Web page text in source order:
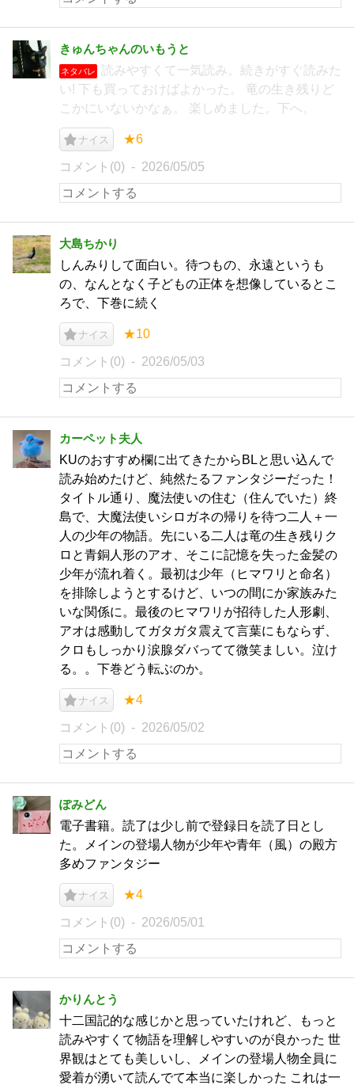
きゅんちゃんのいもうと
ネタバレ
読みやすくて一気読み。続きがすぐ読みた
い! 下も買っておけばよかった。 竜の生き残りど
こかにいないかなぁ。 楽しめました。下へ。
ナイス ★6
コメント(0) 2026/05/05
大島ちかり
しんみりして面白い。待つもの、永遠というも
の、なんとなく子どもの正体を想像しているとこ
ろで、下巻に続く
ナイス ★10
コメント(0) 2026/05/03
カーペット夫人
KUのおすすめ欄に出てきたからBLと思い込んで
読み始めたけど、純然たるファンタジーだった！
タイトル通り、魔法使いの住む（住んでいた）終
島で、大魔法使いシロガネの帰りを待つ二人＋一
人の少年の物語。先にいる二人は竜の生き残りク
ロと青銅人形のアオ、そこに記憶を失った金髪の
少年が流れ着く。最初は少年（ヒマワリと命名）
を排除しようとするけど、いつの間にか家族みた
いな関係に。最後のヒマワリが招待した人形劇、
アオは感動してガタガタ震えて言葉にもならず、
クロもしっかり涙腺ダバってて微笑ましい。泣け
る。。下巻どう転ぶのか。
ナイス ★4
コメント(0) 2026/05/02
ぽみどん
電子書籍。読了は少し前で登録日を読了日とし
た。メインの登場人物が少年や青年（風）の殿方
多めファンタジー
ナイス ★4
コメント(0) 2026/05/01
かりんとう
十二国記的な感じかと思っていたけれど、もっと
読みやすくて物語を理解しやすいのが良かった 世
界観はとても美しいし、メインの登場人物全員に
愛着が湧いて読んでて本当に楽しかった これは一